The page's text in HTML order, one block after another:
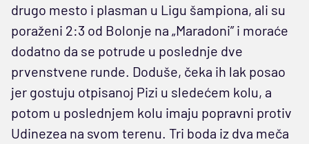
drugo mesto i plasman u Ligu šampiona, ali su
poraženi 2:3 od Bolonje na „Maradoni” i moraće
dodatno da se potrude u poslednje dve
prvenstvene runde. Doduše, čeka ih lak posao
jer gostuju otpisanoj Pizi u sledećem kolu, a
potom u poslednjem kolu imaju popravni protiv
Udinezea na svom terenu. Tri boda iz dva meča